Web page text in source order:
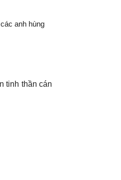
anh hùng
tinh thần cán